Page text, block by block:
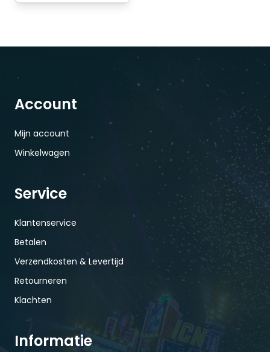
Account
Mijn account
Winkelwagen
Service
Klantenservice
Betalen
Verzendkosten & Levertijd
Retourneren
Klachten
Informatie